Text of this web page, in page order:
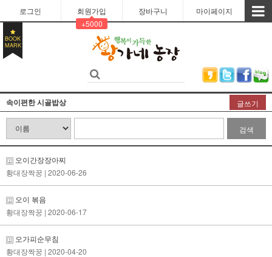
로그인
회원가입
+5000
장바구니 마이페이지
BOOK
MARK
속이편한 시골밥상 글쓰기
검색
오이간장장아찌
황대장짝꿍 | 2020-06-26
오이 볶음
황대장짝꿍 | 2020-06-17
오가피순무침
황대장짝꿍 | 2020-04-20